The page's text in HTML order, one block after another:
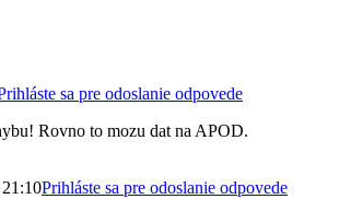
sa pre odoslanie odpovede
Rovno to mozu dat na APOD.
Prihláste sa pre odoslanie odpovede